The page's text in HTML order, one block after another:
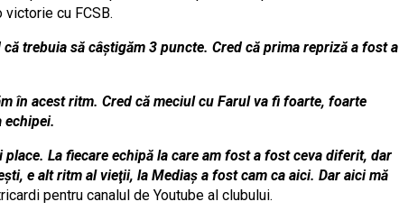
cu FCSB.
trebuia să câştigăm 3 puncte. Cred că prima repriză a fost a
în acest ritm. Cred că meciul cu Farul va fi foarte, foarte
echipei.
La fiecare echipă la care am fost a fost ceva diferit, dar
e alt ritm al vieţii, la Mediaş a fost cam ca aici. Dar aici mă
pentru canalul de Youtube al clubului.